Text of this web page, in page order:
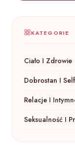
KATEGORIE
Ciało I Zdrowie
Dobrostan I
Relacje I
Seksualność I